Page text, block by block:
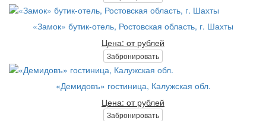
«Замок» бутик-отель, Ростовская область, г. Шахты
Цена: от рублей
Забронировать
«Демидовъ» гостиница, Калужская обл.
Цена: от рублей
Забронировать